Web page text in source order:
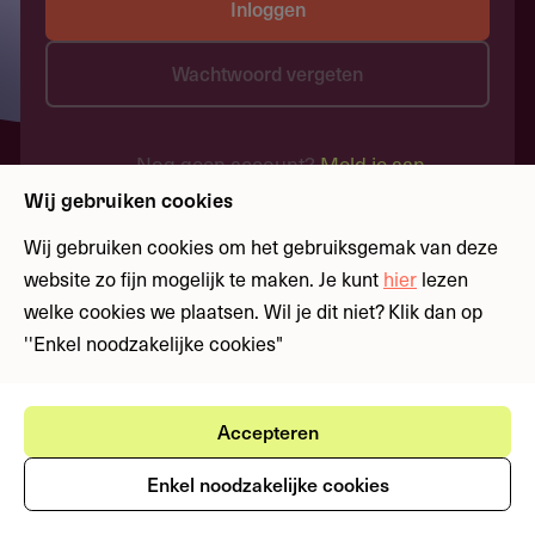
Inloggen
Wachtwoord vergeten
Nog geen account?Meld je aan
Wij gebruiken cookies
Wij gebruiken cookies om het gebruiksgemak van deze
website zo fijn mogelijk te maken. Je kunt hier lezen
welke cookies we plaatsen. Wil je dit niet? Klik dan op
''Enkel noodzakelijke cookies"
Accepteren
Enkel noodzakelijke cookies